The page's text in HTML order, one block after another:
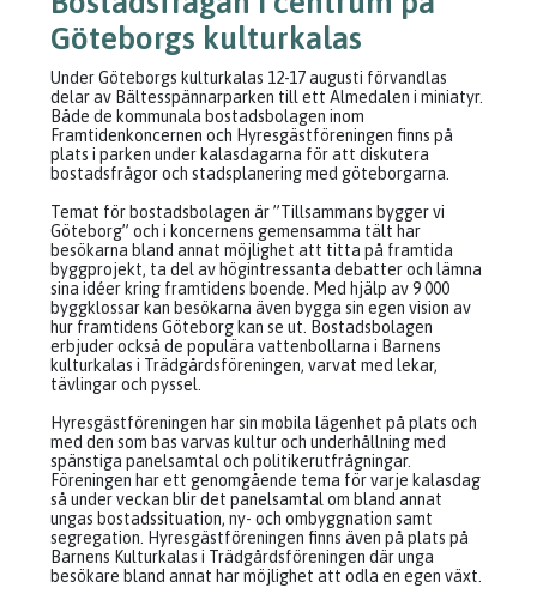
Göteborgs kulturkalas
Under Göteborgs kulturkalas 12-17 augusti förvandlas
delar av Bältesspännarparken till ett Almedalen i miniatyr.
Både de kommunala bostadsbolagen inom
Framtidenkoncernen och Hyresgästföreningen finns på
plats i parken under kalasdagarna för att diskutera
bostadsfrågor och stadsplanering med göteborgarna.
Temat för bostadsbolagen är ”Tillsammans bygger vi
Göteborg” och i koncernens gemensamma tält har
besökarna bland annat möjlighet att titta på framtida
byggprojekt, ta del av högintressanta debatter och lämna
sina idéer kring framtidens boende. Med hjälp av 9 000
byggklossar kan besökarna även bygga sin egen vision av
hur framtidens Göteborg kan se ut. Bostadsbolagen
erbjuder också de populära vattenbollarna i Barnens
kulturkalas i Trädgårdsföreningen, varvat med lekar,
tävlingar och pyssel.
Hyresgästföreningen har sin mobila lägenhet på plats och
med den som bas varvas kultur och underhållning med
spänstiga panelsamtal och politikerutfrågningar.
Föreningen har ett genomgående tema för varje kalasdag
så under veckan blir det panelsamtal om bland annat
ungas bostadssituation, ny- och ombyggnation samt
segregation. Hyresgästföreningen finns även på plats på
Barnens Kulturkalas i Trädgårdsföreningen där unga
besökare bland annat har möjlighet att odla en egen växt.